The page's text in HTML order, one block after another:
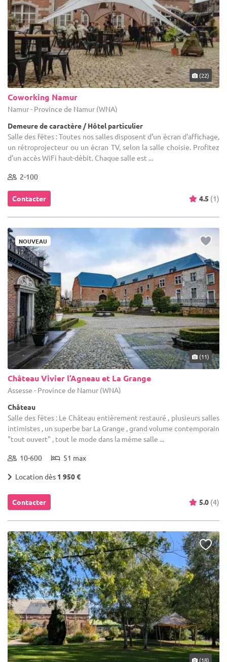
(22)
Coworking Namur
Namur - Province de Namur (WNA)
Demeure de caractère / Hôtel particulier
Salle des fêtes : Toutes nos salles disposent d'un écran d'affichage,
un rétroprojecteur ou un écran TV, selon la salle choisie. Profitez
d'un accès WiFi haut-débit. Chaque salle est ...
2-100
Contacter 4.5 (1)
NOUVEAU
(11)
Château Vivier l’Agneau et La Grange
Assesse - Province de Namur (WNA)
Château
Salle des fêtes : Le Château entièrement restauré , plusieurs salles
intimistes , un superbe bar La Grange , grand volume contemporain
"tout ouvert" , tout le mode dans la même salle ...
10-600 51 max
Location dès 1 950 €
Contacter 5.0 (4)
(18)